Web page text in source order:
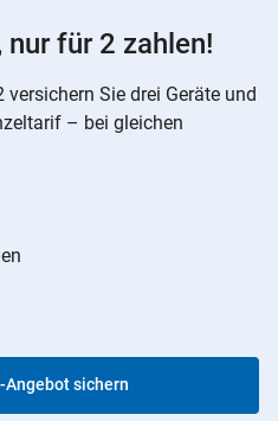
nur für 2 zahlen!
Sie drei Geräte und
– bei gleichen
Angebot sichern